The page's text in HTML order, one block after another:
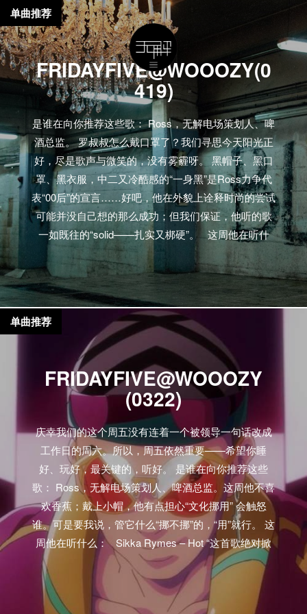
FRIDAYFIVE@WOOOZY(0
419)
是谁在向你推荐这些歌： Ross，无解电场策划人、啤
酒总监。 罗叔叔怎么戴口罩了？我们寻思今天阳光正
好，尽是歌声与微笑的，没有雾霾呀。 黑帽子、黑口
罩、黑衣服，中二又冷酷感的“一身黑”是Ross力争代
表“00后”的宣言……好吧，他在外貌上诠释时尚的尝试
可能并没自己想的那么成功；但我们保证，他听的歌
一如既往的“solid——扎实又梆硬”。 这周他在听什
么： Tracklist 【MV】J Hus – Daily Duppy Shygirl –
Beauts Junior XL – Fervour 13 Block – Petit cœur
Lowkey & Headie One – Gangland…
单曲推荐
FRIDAYFIVE@WOOOZY
(0322)
庆幸我们的这个周五没有连着一个被领导一句话改成
工作日的周六。所以，周五依然重要——希望你睡
好、玩好，最关键的，听好。 是谁在向你推荐这些
歌： Ross，无解电场策划人、啤酒总监。这周他不喜
欢香蕉；戴上小帽，他有点担心“文化挪用” 会触怒
谁。可是要我说，管它什么“挪不挪”的，“用”就行。 这
周他在听什么： Sikka Rymes – Hot “这首歌绝对掀
翻舞池，让我不知道应该放在夜店里可劲造，还是留
在耳机里轰炸耳膜。碰到这样的情况，我作为一个成
熟大人，选择全都要！对了， 连Vybz Kartel也对Sikka
单曲推荐